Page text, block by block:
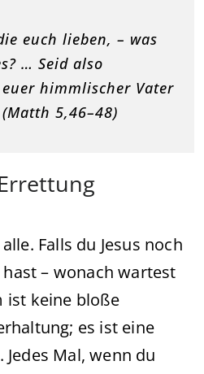
euch lieben, – was
… Seid also
himmlischer Vater
5,46–48)
Falls du Jesus noch
– wonach wartest
ist keine bloße
es ist eine
Mal, wenn du